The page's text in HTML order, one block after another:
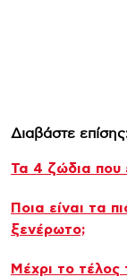
Διαβάστε
Τα 4 ζώδια που
Ποια είναι τα
ξενέρωτο;
Μέχρι το